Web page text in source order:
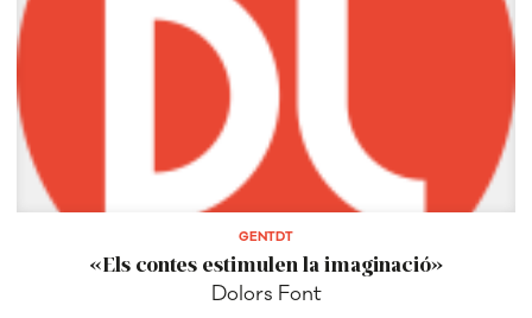
GENTDT
«Els contes estimulen la imaginació»
Dolors Font